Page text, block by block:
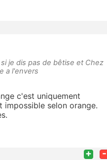
je dis pas de bêtise et Chez
a l'envers
c'est uniquement
impossible selon orange.
+ -